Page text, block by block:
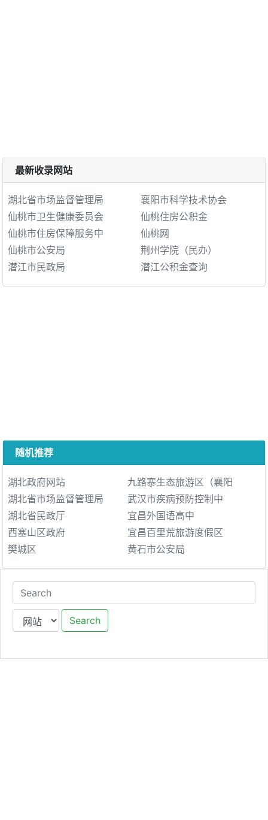
最新收录网站
湖北省市场监督管理局
襄阳市科学技术协会
仙桃市卫生健康委员会
仙桃住房公积金
仙桃市住房保障服务中
仙桃网
仙桃市公安局
荆州学院（民办）
潜江市民政局
潜江公积金查询
随机推荐
湖北政府网站
九路寨生态旅游区（襄阳
湖北省市场监督管理局
武汉市疾病预防控制中
湖北省民政厅
宜昌外国语高中
西塞山区政府
宜昌百里荒旅游度假区
樊城区
黄石市公安局
Search